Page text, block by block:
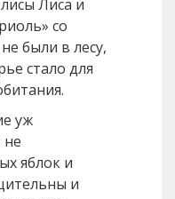
Лиса и
со
были в лесу,
стало для
уж
яблок и
и